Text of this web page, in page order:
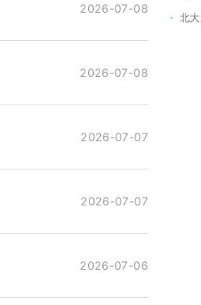
2026-07-08
2026-07-08
2026-07-07
2026-07-07
2026-07-06
· 北